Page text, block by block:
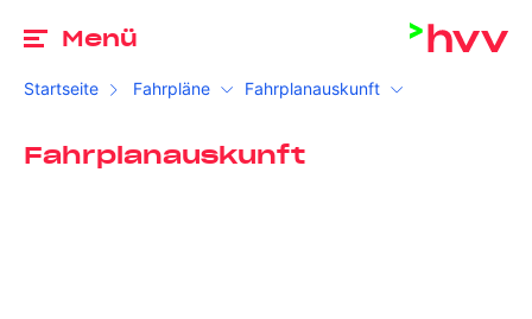
Menü
Startseite Fahrpläne Fahrplanauskunft
Fahrplanauskunft